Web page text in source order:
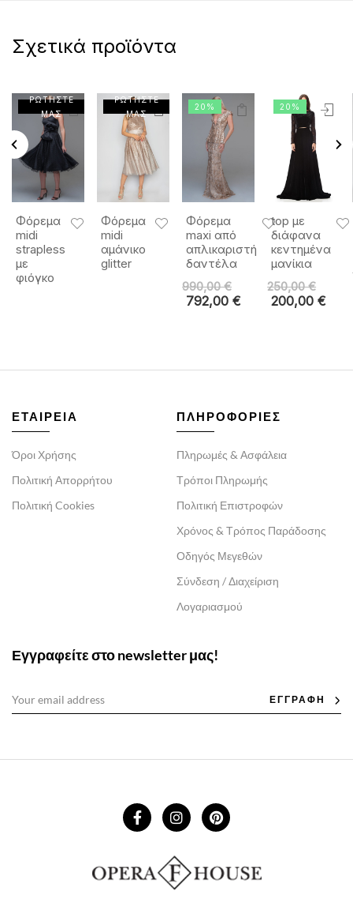
Σχετικά προϊόντα
ΡΩΤΗΣΤΕ
ΜΑΣ
Φόρεμα
midi
strapless
με
φιόγκο
ΡΩΤΗΣΤΕ
ΜΑΣ
Φόρεμα
midi
αμάνικο
glitter
20%
Φόρεμα
maxi από
απλικαριστή
δαντέλα
990,00€
792,00€
20%
top με
διάφανα
κεντημένα
μανίκια
250,00€
200,00€
ΕΤΑΙΡΕΙΑ
Όροι Χρήσης
Πολιτική Απορρήτου
Πολιτική Cookies
ΠΛΗΡΟΦΟΡΙΕΣ
Πληρωμές & Ασφάλεια
Τρόποι Πληρωμής
Πολιτική Επιστροφών
Χρόνος & Τρόπος Παράδοσης
Οδηγός Μεγεθών
Σύνδεση / Διαχείριση
Λογαριασμού
Εγγραφείτε στο newsletter μας!
ΕΓΓΡΑΦΗ